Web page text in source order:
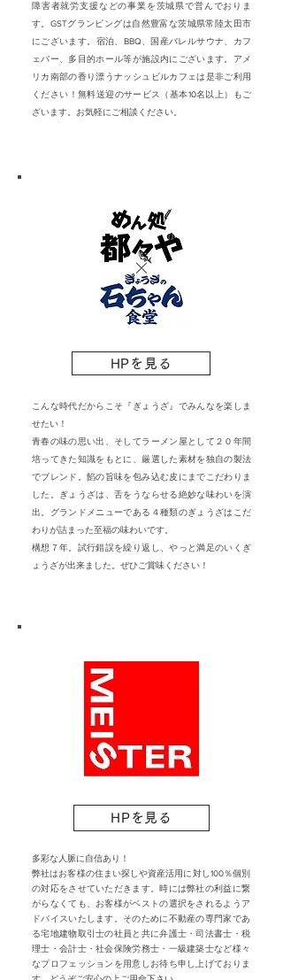
障害者就労支援などの事業を茨城県で営んでおりま
す。GSTグランピングは自然豊富な茨城県常陸太田市
にございます。宿泊、BBQ、国産バレルサウナ、カフ
ェバー、多目的ホール等が施設内にございます。アメ
リカ南部の香り漂うナッシュビルカフェは是非ご利用
ください！無料送迎のサービス（基本10名以上）もご
ざいます。お気軽にご相談ください。
HPを見る
こんな時代だからこそ『ぎょうざ』でみんなを楽しま
せたい！
青春の味の思い出、そしてラーメン屋として２０年間
培ってきた知識をもとに、厳選した素材を独自の製法
でブレンド。餡の旨味を包み込む皮にまでこだわりま
した。ぎょうざは、舌をうならせる絶妙な味わいを演
出。グランドメニューである４種類のぎょうざはこだ
わりが詰まった至福の味わいです。
構想７年。試行錯誤を繰り返し、やっと満足のいくぎ
ょうざが出来ました。ぜひご賞味ください！
HPを見る
多彩な人脈に自信あり！
​弊社はお客様の住まい探しや資産活用に対し100％個別
の対応をさせていただきます。時には弊社の利益に繋
がらなくても、お客様がベストの選択をされるようア
ドバイスいたします。そのために不動産の専門家であ
る宅地建物取引士の社員と共に弁護士・司法書士・税
理士・会計士・社会保険労務士・一級建築士など様々
なプロフェッションを用意しお待ち申し上げておりま